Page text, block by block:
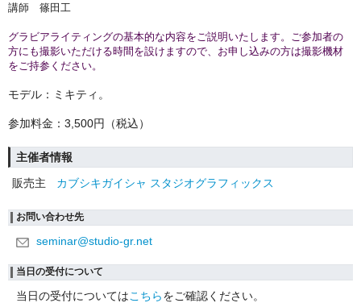
講師 篠田工
グラビアライティングの基本的な内容をご説明いたします。ご参加者の
方にも撮影いただける時間を設けますので、お申し込みの方は撮影機材
をご持参ください。
モデル：ミキティ。
参加料金：3,500円（税込）
主催者情報
販売主
カブシキガイシャ スタジオグラフィックス
お問い合わせ先
seminar@studio-gr.net
当日の受付について
当日の受付についてはこちらをご確認ください。